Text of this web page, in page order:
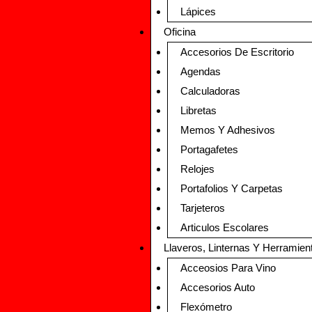
Lápices
Oficina
Accesorios De Escritorio
Agendas
Calculadoras
Libretas
Memos Y Adhesivos
Portagafetes
Relojes
Portafolios Y Carpetas
Tarjeteros
Articulos Escolares
Llaveros, Linternas Y
Acceosios Para Vino
Accesorios Auto
Flexómetro